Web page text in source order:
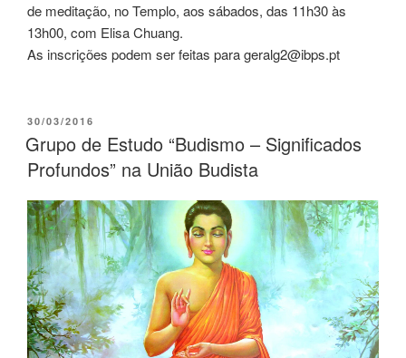
de meditação, no Templo, aos sábados, das 11h30 às
13h00, com Elisa Chuang.
As inscrições podem ser feitas para geralg2@ibps.pt
30/03/2016
Grupo de Estudo “Budismo – Significados
Profundos” na União Budista